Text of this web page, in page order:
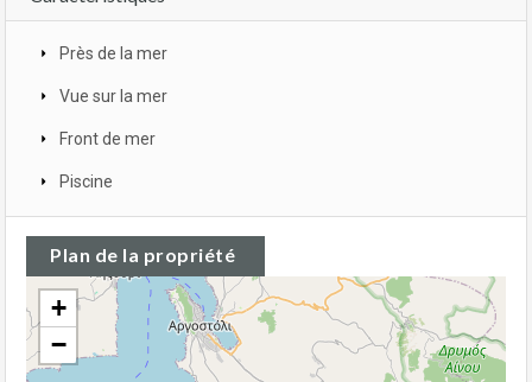
Près de la mer
Vue sur la mer
Front de mer
Piscine
Plan de la propriété
+
−